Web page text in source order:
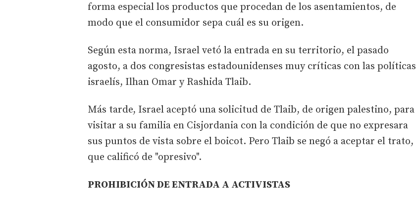
forma especial los productos que procedan de los asentamientos, de
modo que el consumidor sepa cuál es su origen.
Según esta norma, Israel vetó la entrada en su territorio, el pasado
agosto, a dos congresistas estadounidenses muy críticas con las políticas
israelís, Ilhan Omar y Rashida Tlaib.
Más tarde, Israel aceptó una solicitud de Tlaib, de origen palestino, para
visitar a su familia en Cisjordania con la condición de que no expresara
sus puntos de vista sobre el boicot. Pero Tlaib se negó a aceptar el trato,
que calificó de "opresivo".
PROHIBICIÓN DE ENTRADA A ACTIVISTAS